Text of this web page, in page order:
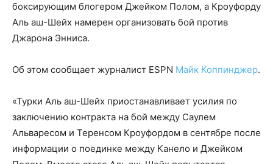
боксирующим блогером Джейком Полом, а Кроуфорду
Аль аш-Шейх намерен организовать бой против
Джарона Энниса.
Об этом сообщает журналист ESPN Майк Коппинджер.
«Турки Аль аш-Шейх приостанавливает усилия по
заключению контракта на бой между Саулем
Альваресом и Теренсом Кроуфордом в сентябре после
информации о поединке между Канело и Джейком